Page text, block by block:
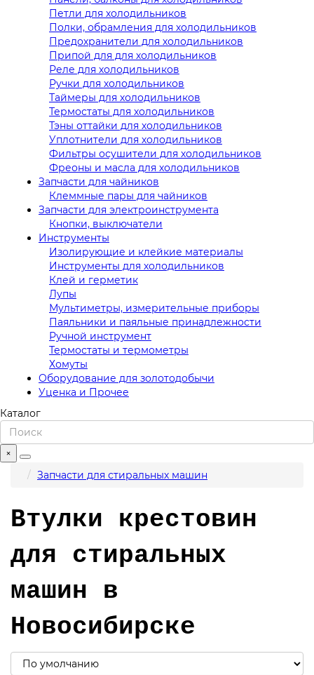
Петли для холодильников
Полки, обрамления для холодильников
Предохранители для холодильников
Припой для для холодильников
Реле для холодильников
Ручки для холодильников
Таймеры для холодильников
Термостаты для холодильников
Тэны оттайки для холодильников
Уплотнители для холодильников
Фильтры осушители для холодильников
Фреоны и масла для холодильников
Запчасти для чайников
Клеммные пары для чайников
Запчасти для электроинструмента
Кнопки, выключатели
Инструменты
Изолирующие и клейкие материалы
Инструменты для холодильников
Клей и герметик
Лупы
Мультиметры, измерительные приборы
Паяльники и паяльные принадлежности
Ручной инструмент
Термостаты и термометры
Хомуты
Оборудование для золотодобычи
Уценка и Прочее
Каталог
×
Запчасти для стиральных машин
Втулки крестовин
для стиральных
машин в
Новосибирске